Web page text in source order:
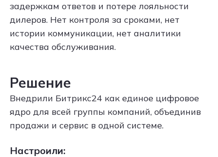
задержкам ответов и потере лояльности
дилеров. Нет контроля за сроками, нет
истории коммуникации, нет аналитики
качества обслуживания.
Решение
Внедрили Битрикс24 как единое цифровое
ядро для всей группы компаний, объединив
продажи и сервис в одной системе.
Настроили: